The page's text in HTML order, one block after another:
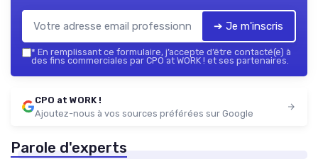
➔ Je m'inscris
* En remplissant ce formulaire, j’accepte d’être contacté(e) à
des fins commerciales par CPO at WORK ! et ses partenaires.
CPO at WORK !
Ajoutez-nous à vos sources préférées sur Google
Parole d'experts